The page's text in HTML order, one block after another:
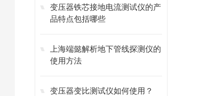
变压器铁芯接地电流测试仪的产
品特点包括哪些
上海端懿解析地下管线探测仪的
使用方法
变压器变比测试仪如何使用？